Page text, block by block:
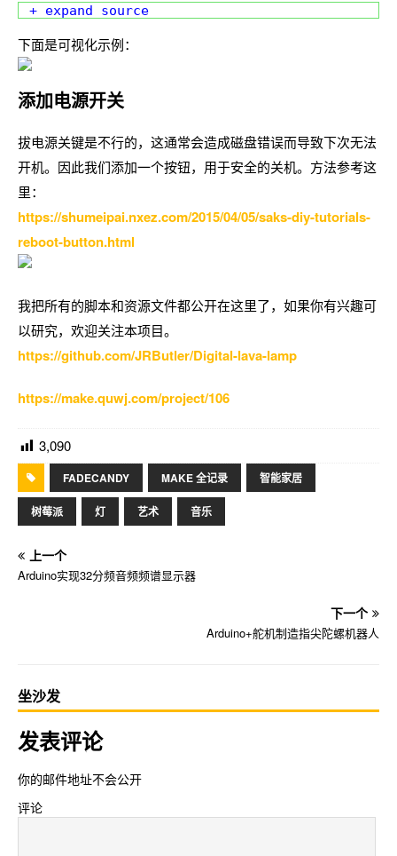
+ expand source
下面是可视化示例：
添加电源开关
拔电源关键是不行的，这通常会造成磁盘错误而导致下次无法
开机。因此我们添加一个按钮，用于安全的关机。方法参考这
里：
https://shumeipai.nxez.com/2015/04/05/saks-diy-tutorials-
reboot-button.html
我把所有的脚本和资源文件都公开在这里了，如果你有兴趣可
以研究，欢迎关注本项目。
https://github.com/JRButler/Digital-lava-lamp
https://make.quwj.com/project/106
3,090
FADECANDY MAKE 全记录 智能家居
树莓派 灯 艺术 音乐
上一个
Arduino实现32分频音频频谱显示器
下一个
Arduino+舵机制造指尖陀螺机器人
坐沙发
发表评论
你的邮件地址不会公开
评论